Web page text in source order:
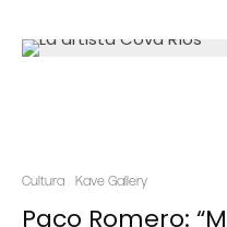
Cultura Kave Gallery
Paco Romero: